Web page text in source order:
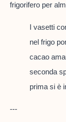
frigorifero per
I vasetti
nel frigo
cacao
seconda
prima si è
---